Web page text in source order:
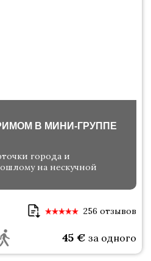
В МИНИ-ГРУППЕ
города и
на нескучной
256 отзывов
45 € за одного